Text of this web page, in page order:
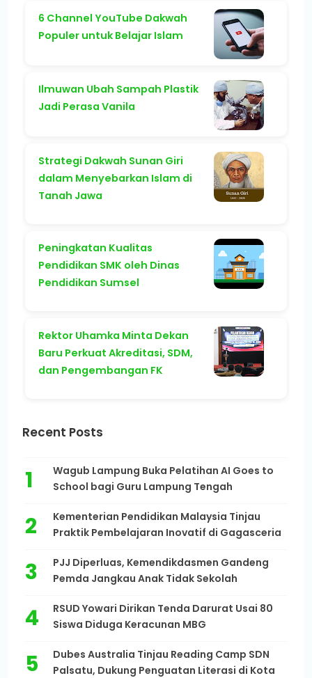
6 Channel YouTube Dakwah
Populer untuk Belajar Islam
Ilmuwan Ubah Sampah Plastik
Jadi Perasa Vanila
Strategi Dakwah Sunan Giri
dalam Menyebarkan Islam di
Tanah Jawa
Peningkatan Kualitas
Pendidikan SMK oleh Dinas
Pendidikan Sumsel
Rektor Uhamka Minta Dekan
Baru Perkuat Akreditasi, SDM,
dan Pengembangan FK
Recent Posts
Wagub Lampung Buka Pelatihan AI Goes to
School bagi Guru Lampung Tengah
Kementerian Pendidikan Malaysia Tinjau
Praktik Pembelajaran Inovatif di Gagasceria
PJJ Diperluas, Kemendikdasmen Gandeng
Pemda Jangkau Anak Tidak Sekolah
RSUD Yowari Dirikan Tenda Darurat Usai 80
Siswa Diduga Keracunan MBG
Dubes Australia Tinjau Reading Camp SDN
Palsatu, Dukung Penguatan Literasi di Kota